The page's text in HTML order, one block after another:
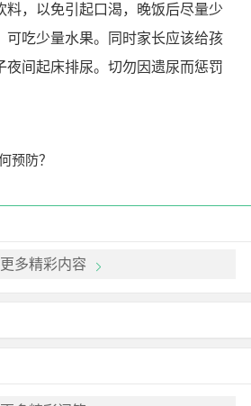
料，以免引起口渴，晚饭后尽量少
可吃少量水果。同时家长应该给孩
夜间起床排尿。切勿因遗尿而惩罚
预防？
更多精彩内容